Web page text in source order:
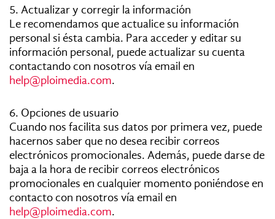
5. Actualizar y corregir la información
Le recomendamos que actualice su información
personal si ésta cambia. Para acceder y editar su
información personal, puede actualizar su cuenta
contactando con nosotros vía email en
help@ploimedia.com.
6. Opciones de usuario
Cuando nos facilita sus datos por primera vez, puede
hacernos saber que no desea recibir correos
electrónicos promocionales. Además, puede darse de
baja a la hora de recibir correos electrónicos
promocionales en cualquier momento poniéndose en
contacto con nosotros vía email en
help@ploimedia.com.